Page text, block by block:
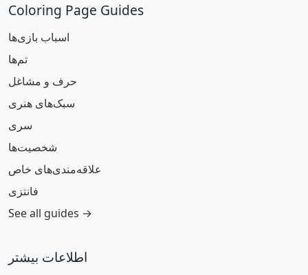
Coloring Page Guides
اسباب بازی‌ها
تم‌ها
حرف و مشاغل
سبک‌های هنری
سری
شخصیت‌ها
علاقه‌مندی‌های خاص
فانتزی
See all guides →
اطلاعات بیشتر